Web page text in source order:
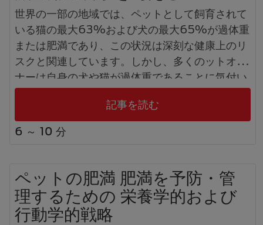
世界の一部の地域では、ペットとして飼育されて
いる猫の最大63%および犬の最大65%が過体重
または肥満であり、この状況は深刻な健康上のリ
スクと関連しています。しかし、多くのットオー
ナーは自身の犬や猫が過体重であることに気付い
ておらず、ペットの体重や生活を健康な状態に管
理するためにどのような栄養管理をすべきか理解
が不足しています。
記事を読む
6 ～ 10 分
ペットの肥満 肥満を予防・管
理するための 栄養学的および
行動学的戦略